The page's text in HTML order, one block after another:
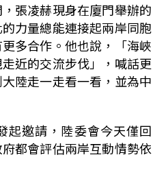
張凌赫現身在廈門舉辦的
力量總能連接起兩岸同胞
多合作。他也說，「海峽
近的交流步伐」，喊話更
陸走一走看一看，並為中
起邀請，陸委會今天僅回
都會評估兩岸互動情勢依